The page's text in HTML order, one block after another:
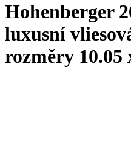
Hohenberger
luxusní
rozměry 10.05